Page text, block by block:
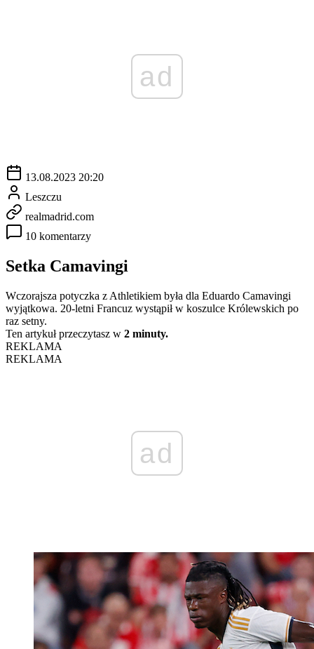
ad
13.08.2023 20:20
Leszczu
realmadrid.com
10 komentarzy
Setka Camavingi
Wczorajsza potyczka z Athletikiem była dla Eduardo Camavingi
wyjątkowa. 20-letni Francuz wystąpił w koszulce Królewskich po
raz setny.
Ten artykuł przeczytasz w 2 minuty.
REKLAMA
REKLAMA
ad